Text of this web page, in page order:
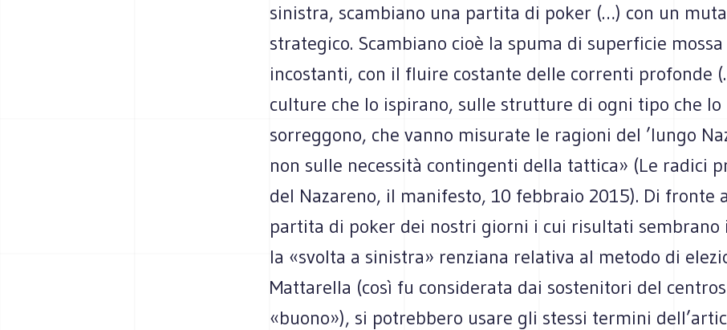
sinistra, scambiano una partita di poker (…) con un
strategico. Scambiano cioè la spuma di superficie
incostanti, con il fluire costante delle correnti profonde
culture che lo ispirano, sulle strutture di ogni tipo che lo
sorreggono, che vanno misurate le ragioni del ’lungo
non sulle necessità contingenti della tattica» (Le radici
del Nazareno, il manifesto, 10 febbraio 2015). Di fronte
partita di poker dei nostri giorni i cui risultati sembrano
la «svolta a sinistra» renziana relativa al metodo di
Mattarella (così fu considerata dai sostenitori del
«buono»), si potrebbero usare gli stessi termini